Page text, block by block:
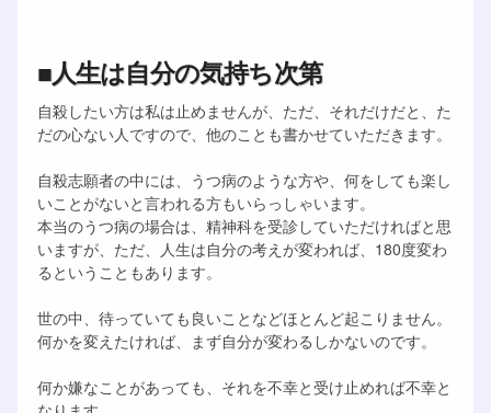
■人生は自分の気持ち次第
自殺したい方は私は止めませんが、ただ、それだけだと、た
だの心ない人ですので、他のことも書かせていただきます。
自殺志願者の中には、うつ病のような方や、何をしても楽し
いことがないと言われる方もいらっしゃいます。
本当のうつ病の場合は、精神科を受診していただければと思
いますが、ただ、人生は自分の考えが変われば、180度変わ
るということもあります。
世の中、待っていても良いことなどほとんど起こりません。
何かを変えたければ、まず自分が変わるしかないのです。
何か嫌なことがあっても、それを不幸と受け止めれば不幸と